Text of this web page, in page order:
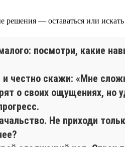
— оставаться или искать
посмотри, какие
честно скажи: «Мне
о своих ощущениях, но
Не приходи